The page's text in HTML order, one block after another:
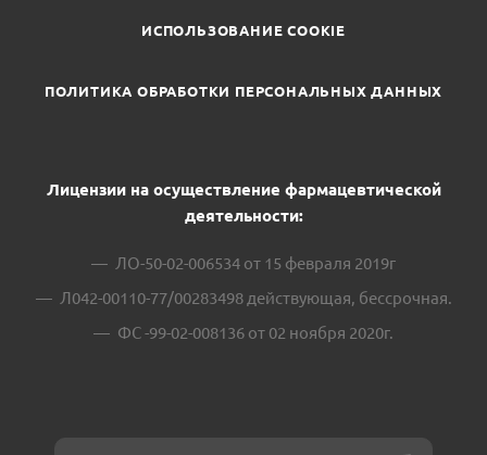
ИСПОЛЬЗОВАНИЕ COOKIE
ПОЛИТИКА ОБРАБОТКИ ПЕРСОНАЛЬНЫХ ДАННЫХ
Лицензии на осуществление фармацевтической
деятельности:
ЛО-50-02-006534 от 15 февраля 2019г
Л042-00110-77/00283498 действующая, бессрочная.
ФС -99-02-008136 от 02 ноября 2020г.